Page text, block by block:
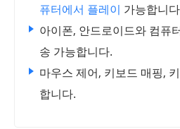
퓨터에서 플레이 가능합니
아이폰, 안드로이드와 컴퓨
송 가능합니다.
마우스 제어, 키보드 매핑,
합니다.